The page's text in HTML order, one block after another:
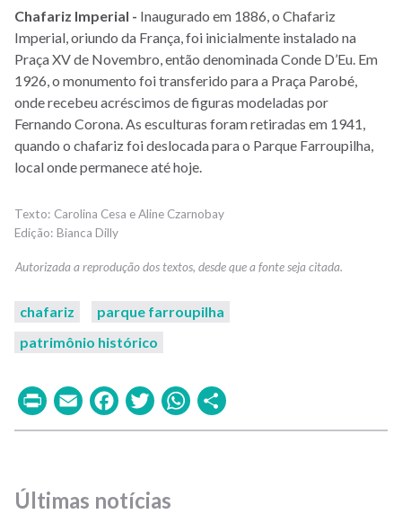
Chafariz Imperial - Inaugurado em 1886, o Chafariz
Imperial, oriundo da França, foi inicialmente instalado na
Praça XV de Novembro, então denominada Conde D’Eu. Em
1926, o monumento foi transferido para a Praça Parobé,
onde recebeu acréscimos de figuras modeladas por
Fernando Corona. As esculturas foram retiradas em 1941,
quando o chafariz foi deslocada para o Parque Farroupilha,
local onde permanece até hoje.
Carolina Cesa e Aline Czarnobay
Bianca Dilly
chafariz
parque farroupilha
patrimônio histórico
PrintEmailFacebook
TwitterWhatsApp
Últimas notícias